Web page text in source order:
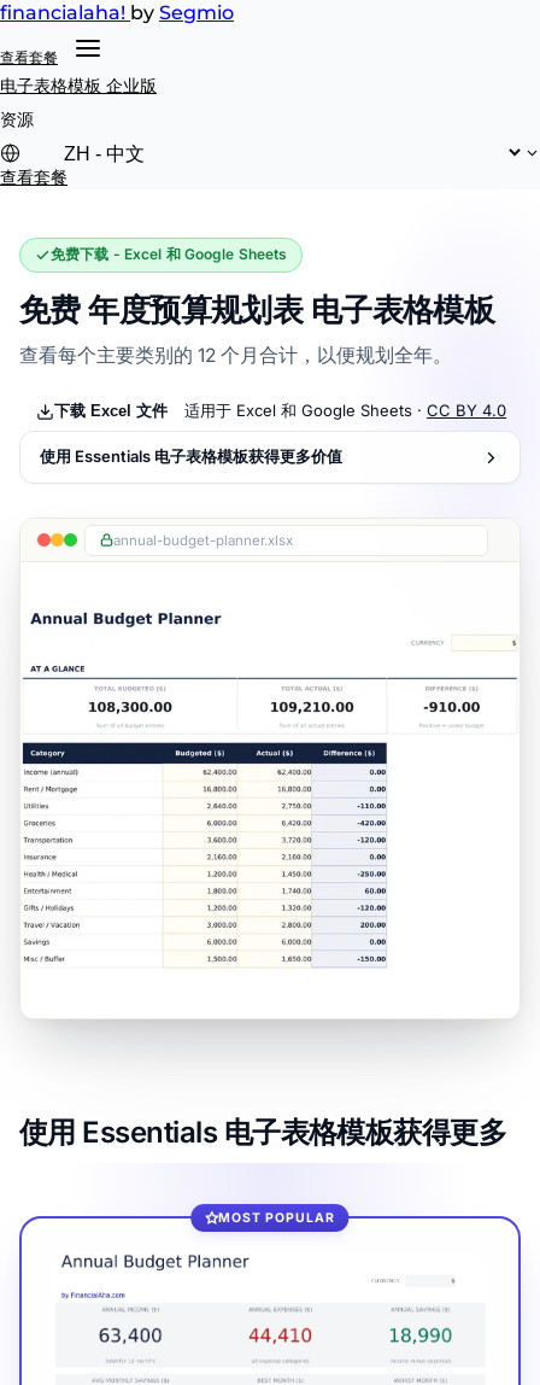
financialaha! by Segmio
查看套餐
电子表格模板 企业版
资源
查看套餐
免费下载 - Excel 和 Google Sheets
免费 年度预算规划表 电子表格模板
查看每个主要类别的 12 个月合计，以便规划全年。
下载 Excel 文件 适用于 Excel 和 Google Sheets ·CC BY 4.0
使用 Essentials 电子表格模板获得更多价值
annual-budget-planner.xlsx
使用 Essentials 电子表格模板获得更多
MOST POPULAR